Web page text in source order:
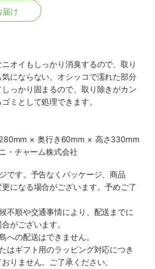
届け
オイもしっかり消臭するので、取り
にならない。オシッコで濡れた部分
っかり固まるので、取り除きがカン
ミとして処理できます。
× 奥行き60mm × 高さ330mm
・チャーム株式会社
です。予告なくパッケージ、商品
になる場合がございます。予めご了
不順や交通事情により、配送までに
がございます。
への配送はできません。
はギフト用のラッピング対応につき
りません。ご了承ください。